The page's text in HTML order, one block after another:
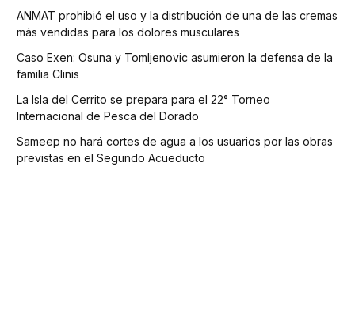
ANMAT prohibió el uso y la distribución de una de las cremas
más vendidas para los dolores musculares
Caso Exen: Osuna y Tomljenovic asumieron la defensa de la
familia Clinis
La Isla del Cerrito se prepara para el 22° Torneo
Internacional de Pesca del Dorado
Sameep no hará cortes de agua a los usuarios por las obras
previstas en el Segundo Acueducto